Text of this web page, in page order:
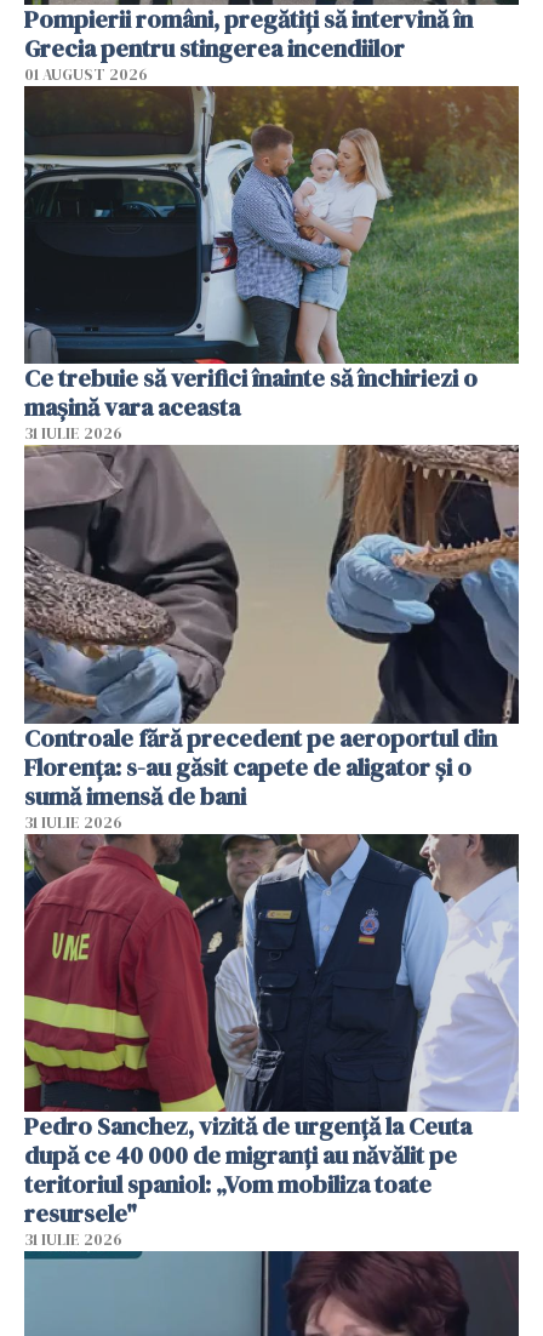
Pompierii români, pregătiţi să intervină în
Grecia pentru stingerea incendiilor
01 AUGUST 2026
Ce trebuie să verifici înainte să închiriezi o
mașină vara aceasta
31 IULIE 2026
Controale fără precedent pe aeroportul din
Florența: s-au găsit capete de aligator și o
sumă imensă de bani
31 IULIE 2026
Pedro Sanchez, vizită de urgență la Ceuta
după ce 40 000 de migranți au năvălit pe
teritoriul spaniol: „Vom mobiliza toate
resursele"
31 IULIE 2026